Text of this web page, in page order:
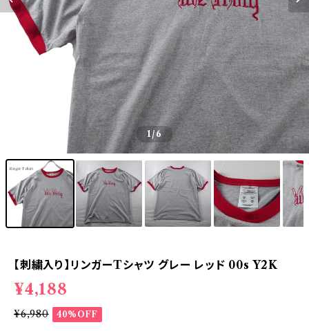
1/6
【刺繍入り】リンガーTシャツ グレー レッド 00s Y2K
¥4,188
¥6,980 40%OFF